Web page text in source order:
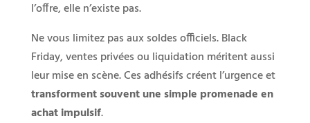
l’offre, elle n’existe pas.
Ne vous limitez pas aux soldes officiels. Black
Friday, ventes privées ou liquidation méritent aussi
leur mise en scène. Ces adhésifs créent l’urgence et
transforment souvent une simple promenade en
achat impulsif.